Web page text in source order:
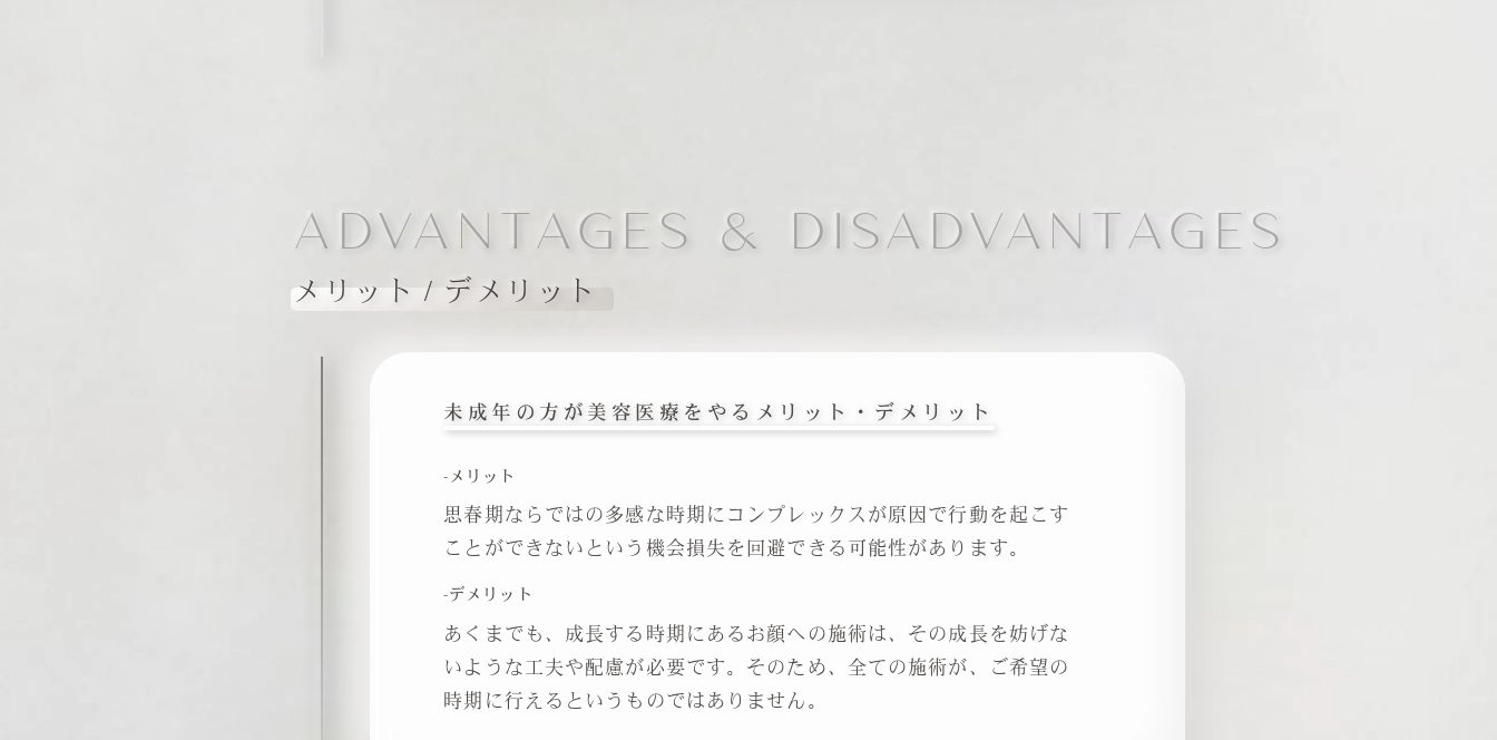
ADVANTAGES & DISADVANTAGES
メリット / デメリット
未成年の方が美容医療をやるメリット・デメリット
-メリット
思春期ならではの多感な時期にコンプレックスが原因で行動を起こす
ことができないという機会損失を回避できる可能性があります。
-デメリット
あくまでも、成長する時期にあるお顔への施術は、その成長を妨げな
いような工夫や配慮が必要です。そのため、全ての施術が、ご希望の
時期に行えるというものではありません。